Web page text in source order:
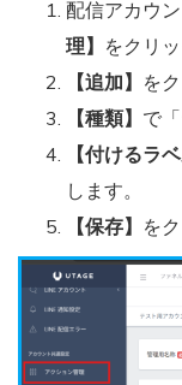
配信アカウ
理】 をクリ
【追加】 を
【種類】 で
【付けるラベ
します。
【保存】 を